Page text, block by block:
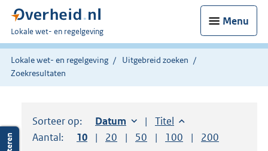
Menu
U
bent
hier:
Lokale wet- en regelgeving
Lokale wet- en regelgeving
Uitgebreid zoeken
Zoekresultaten
Sorteer op: Sorteer op:
Datum oplopendSorteer op:
Titel oplopend
Aantal:
Toon
10 resultaten per pagina
Toon
20 resultaten per pagina
Toon
50 resultaten per pagina
Toon
100 resultaten per
Toon
200